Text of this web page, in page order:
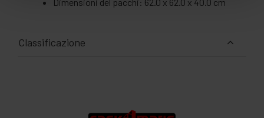
Dimensioni del pacchi: 62.0 x 62.0 x 40.0 cm
Classificazione